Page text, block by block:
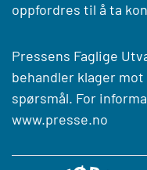
oppfordres til å ta
Pressens Faglige
behandler klager
spørsmål. For
www.presse.no